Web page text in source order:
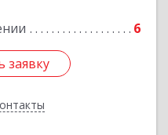
6
заявку
заявку